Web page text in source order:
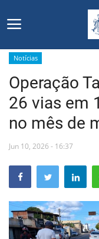
Início
Editais
Floriano
Secretarias e
Mural de Licitações
Notícias
Notícias
Operação
26 vias em
no mês de
Jun 10, 2026 - 16:37